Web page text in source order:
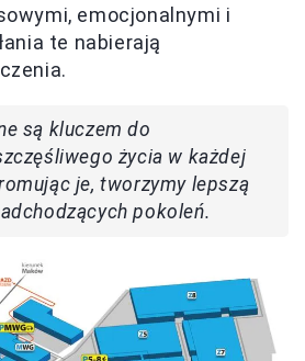
emocjonalnymi i
te nabierają
są kluczem do
życia w każdej
je, tworzymy lepszą
pokoleń.